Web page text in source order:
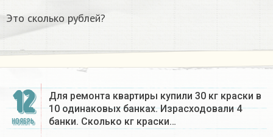
Это сколько рублей?
12
НОЯБРЬ
Для ремонта квартиры купили 30 кг краски в
10 одинаковых банках. Израсходовали 4
банки. Сколько кг краски…